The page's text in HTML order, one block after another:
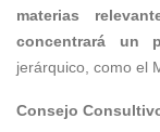
materias
concentrará un
jerárquico, como el
Consejo